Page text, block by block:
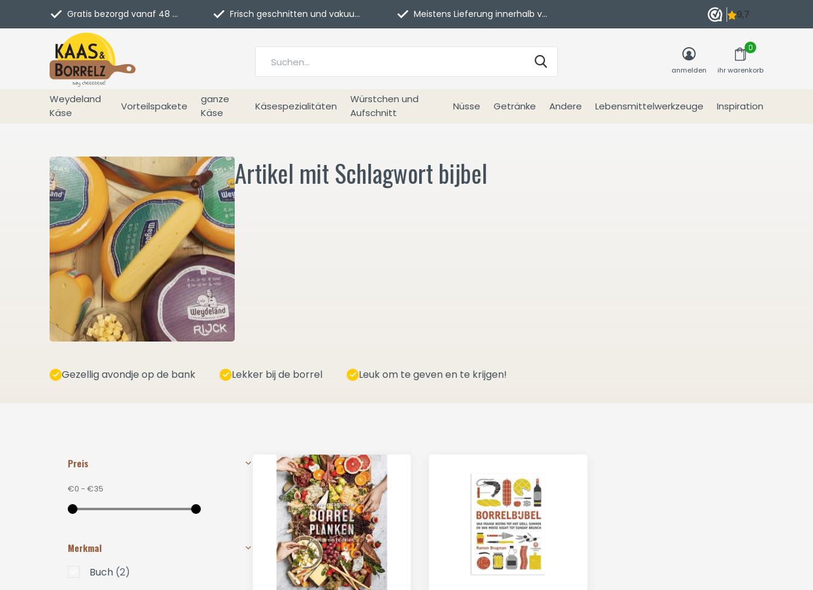
Weydeland
Käse
Vorteilspakete
ganze
Käse
Käsespezialitäten
Würstchen und
Aufschnitt
Nüsse Getränke Andere Lebensmittelwerkzeuge Inspiration
anmelden ihr warenkorb
0
Gratis bezorgd vanaf 48 euro in NL Frisch geschnitten und vakuumverpackt. Meistens Lieferung innerhalb von 3 Tagen
Artikel mit Schlagwort bijbel
Gezellig avondje op de bank Lekker bij de borrel Leuk om te geven en te krijgen!
Preis
€0 - €35
Merkmal
Buch (2)